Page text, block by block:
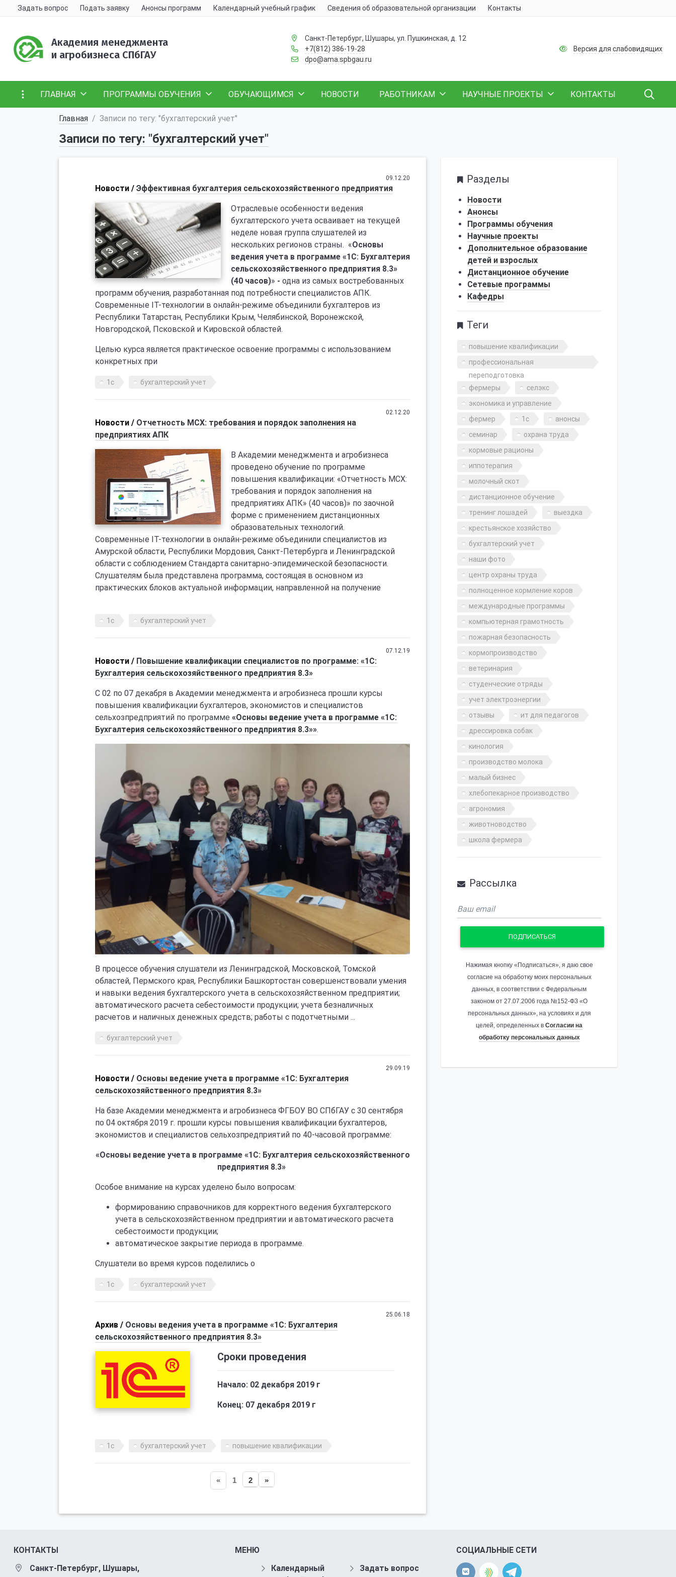
Задать вопрос Подать заявку Анонсы программ Календарный учебный график Сведения об образовательной организации Контакты
Академия менеджмента
и агробизнеса СПбГАУ
Санкт-Петербург, Шушары, ул. Пушкинская, д. 12
+7(812) 386-19-28
dpo@ama.spbgau.ru
Версия для слабовидящих
ГЛАВНАЯ ПРОГРАММЫ ОБУЧЕНИЯ ОБУЧАЮЩИМСЯ НОВОСТИ РАБОТНИКАМ НАУЧНЫЕ ПРОЕКТЫ КОНТАКТЫ
Главная Записи по тегу: "бухгалтерский учет"
Записи по тегу: "бухгалтерский учет"
09.12.20
Новости / Эффективная бухгалтерия сельскохозяйственного предприятия
Отраслевые особенности ведения
бухгалтерского учета осваивает на текущей
неделе новая группа слушателей из
нескольких регионов страны. «Основы
ведения учета в программе «1С: Бухгалтерия
сельскохозяйственного предприятия 8.3»
(40 часов)» - одна из самых востребованных
программ обучения, разработанная под потребности специалистов АПК.
Современные IT-технологии в онлайн-режиме объединили бухгалтеров из
Республики Татарстан, Республики Крым, Челябинской, Воронежской,
Новгородской, Псковской и Кировской областей.
Целью курса является практическое освоение программы с использованием
конкретных при
1с бухгалтерский учет
02.12.20
Новости / Отчетность МСХ: требования и порядок заполнения на
предприятиях АПК
В Академии менеджмента и агробизнеса
проведено обучение по программе
повышения квалификации: «Отчетность МСХ:
требования и порядок заполнения на
предприятиях АПК» (40 часов)» по заочной
форме с применением дистанционных
образовательных технологий.
Современные IT-технологии в онлайн-режиме объединили специалистов из
Амурской области, Республики Мордовия, Санкт-Петербурга и Ленинградской
области с соблюдением Стандарта санитарно-эпидемической безопасности.
Слушателям была представлена программа, состоящая в основном из
практических блоков актуальной информации, направленной на получение
1с бухгалтерский учет
07.12.19
Новости / Повышение квалификации специалистов по программе: «1С:
Бухгалтерия сельскохозяйственного предприятия 8.3»
С 02 по 07 декабря в Академии менеджмента и агробизнеса прошли курсы
повышения квалификации бухгалтеров, экономистов и специалистов
сельхозпредприятий по программе «Основы ведение учета в программе «1С:
Бухгалтерия сельскохозяйственного предприятия 8.3»».
В процессе обучения слушатели из Ленинградской, Московской, Томской
областей, Пермского края, Республики Башкортостан совершенствовали умения
и навыки ведения бухгалтерского учета в сельскохозяйственном предприятии;
автоматического расчета себестоимости продукции; учета безналичных
расчетов и наличных денежных средств; работы с подотчетными ...
бухгалтерский учет
29.09.19
Новости / Основы ведение учета в программе «1С: Бухгалтерия
сельскохозяйственного предприятия 8.3»
На базе Академии менеджмента и агробизнеса ФГБОУ ВО СПбГАУ с 30 сентября
по 04 октября 2019 г. прошли курсы повышения квалификации бухгалтеров,
экономистов и специалистов сельхозпредприятий по 40-часовой программе:
«Основы ведение учета в программе «1С: Бухгалтерия сельскохозяйственного
предприятия 8.3»
Особое внимание на курсах уделено было вопросам:
формированию справочников для корректного ведения бухгалтерского
учета в сельскохозяйственном предприятии и автоматического расчета
себестоимости продукции;
автоматическое закрытие периода в программе.
Слушатели во время курсов поделились о
1с бухгалтерский учет
25.06.18
Архив / Основы ведения учета в программе «1C: Бухгалтерия
сельскохозяйственного предприятия 8.3»
Сроки проведения
Начало: 02 декабря 2019 г
Конец: 07 декабря 2019 г
1с бухгалтерский учет повышение квалификации
« 1 2 »
Разделы
Новости
Анонсы
Программы обучения
Научные проекты
Дополнительное образование
детей и взрослых
Дистанционное обучение
Сетевые программы
Кафедры
Теги
повышение квалификации
профессиональная
переподготовка
фермеры
селэкс
экономика и управление
фермер
1с
анонсы
семинар
охрана труда
кормовые рационы
иппотерапия
молочный скот
дистанционное обучение
тренинг лошадей
выездка
крестьянское хозяйство
бухгалтерский учет
наши фото
центр охраны труда
полноценное кормление коров
международные программы
компьютерная грамотность
пожарная безопасность
кормопроизводство
ветеринария
студенческие отряды
учет электроэнергии
отзывы
ит для педагогов
дрессировка собак
кинология
производство молока
малый бизнес
хлебопекарное производство
агрономия
животноводство
школа фермера
Рассылка
ПОДПИСАТЬСЯ
Нажимая кнопку «Подписаться», я даю свое
согласие на обработку моих персональных
данных, в соответствии с Федеральным
законом от 27.07.2006 года №152-ФЗ «О
персональных данных», на условиях и для
целей, определенных в Согласии на
обработку персональных данных
КОНТАКТЫ
Санкт-Петербург, Шушары,
МЕНЮ
Календарный
Задать вопрос
СОЦИАЛЬНЫЕ СЕТИ